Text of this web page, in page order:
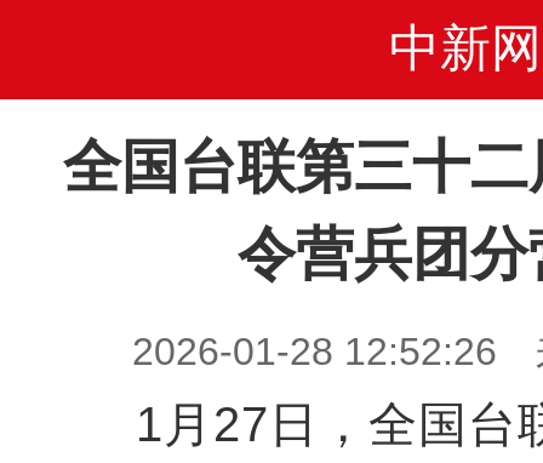
中新网
全国台联第三十
令营兵团
2026-01-28 12:52:26
1月27日，全国台